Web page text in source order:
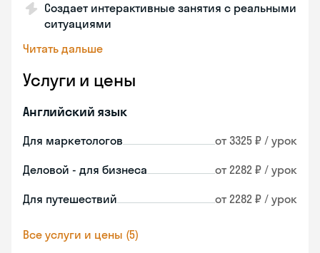
Создает интерактивные занятия с реальными
ситуациями
Читать дальше
Услуги и цены
Английский язык
Для маркетологов от 3325 ₽ / урок
Деловой - для бизнеса от 2282 ₽ / урок
Для путешествий от 2282 ₽ / урок
Все услуги и цены (5)